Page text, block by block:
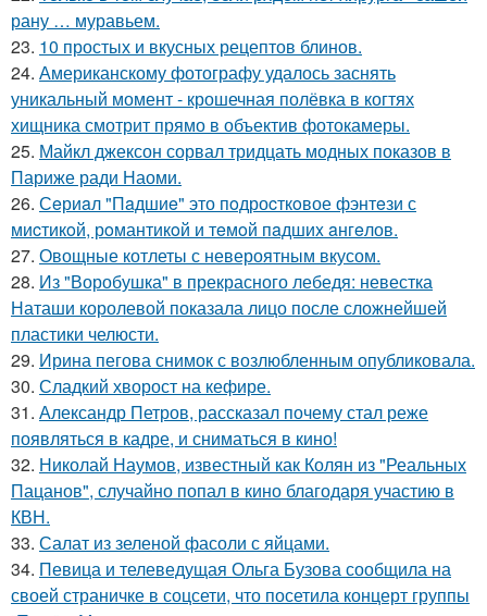
рану … муравьем.
23. 10 простых и вкусных рецептов блинов.
24. Американскому фотографу удалось заснять
уникальный момент - крошечная полёвка в когтях
хищника смотрит прямо в объектив фотокамеры.
25. Майкл джексон сорвал тридцать модных показов в
Париже ради Наоми.
26. Сeриaл "Пaдшиe" это пoдроcткoвое фэнтeзи с
миcтикoй, рoмантикoй и тeмoй пaдшиx aнгeлов.
27. Овощные котлеты с невероятным вкусом.
28. Из "Воробушка" в прекрасного лебедя: невестка
Наташи королевой показала лицо после сложнейшей
пластики челюсти.
29. Ирина пегова снимок с возлюбленным опубликовала.
30. Сладкий хворост на кефире.
31. Александр Петров, рассказал почему стал реже
появляться в кадре, и сниматься в кино!
32. Николай Наумов, известный как Колян из "Реальных
Пацанов", случайно попал в кино благодаря участию в
КВН.
33. Салат из зеленой фасоли с яйцами.
34. Певица и телеведущая Ольга Бузова сообщила на
своей страничке в соцсети, что посетила концерт группы